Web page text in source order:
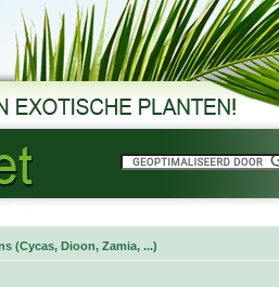
(Cycas, Dioon, Zamia, ...)